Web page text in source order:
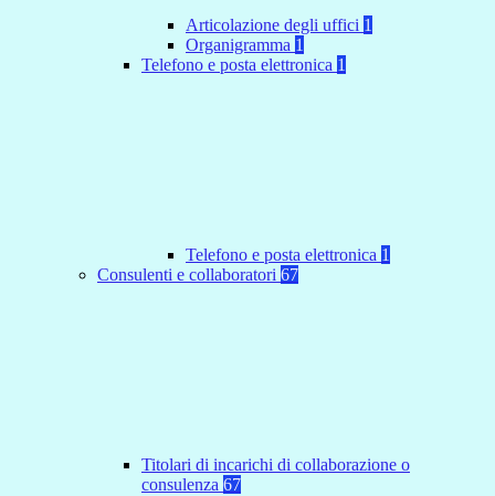
Articolazione degli uffici 1
Organigramma 1
Telefono e posta elettronica 1
Telefono e posta elettronica 1
Consulenti e collaboratori 67
Titolari di incarichi di collaborazione o
consulenza 67